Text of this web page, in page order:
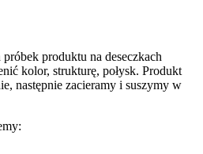
produktu na deseczkach
kolor, strukturę, połysk. Produkt
następnie zacieramy i suszymy w